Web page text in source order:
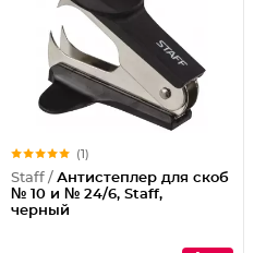
(1)
Staff / Антистеплер для скоб
№ 10 и № 24/6, Staff,
черный